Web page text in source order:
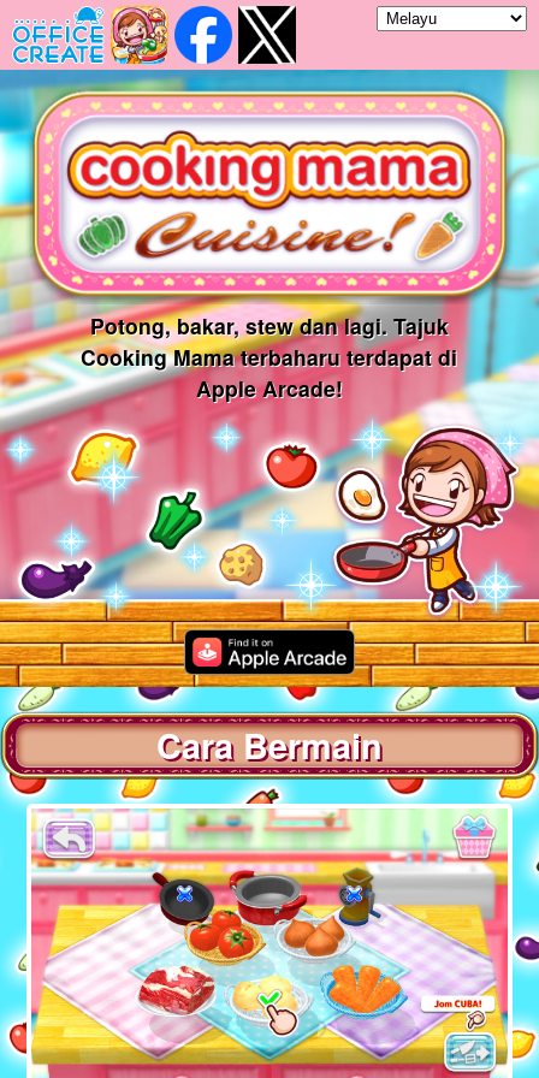
Potong, bakar, stew dan lagi. Tajuk
Cooking Mama terbaharu terdapat di
Apple Arcade!
Cara Bermain